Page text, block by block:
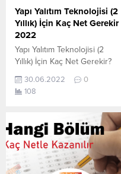
Yapı Yalıtım Teknolojisi (2
Yıllık) İçin Kaç Net Gerekir
2022
Yapı Yalıtım Teknolojisi (2
Yıllık) İçin Kaç Net Gerekir?
Teknolojisi (2 Yıllık) için kaç
net yapmam gerekir
aşağıdan öğrenebilirsiniz. Bu
veriler 2021 TYT-AYT
sınavında en son yerleşen
öğrencilerin yapmış olduğu
netlerdir. YÖKATLAS YKS-
30.06.2022
0
108